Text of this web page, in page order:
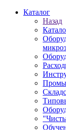
Каталог
Назад